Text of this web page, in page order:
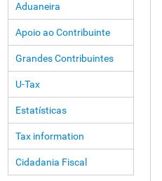
Aduaneira
Apoio ao Contribuinte
Grandes Contribuintes
U-Tax
Estatísticas
Tax information
Cidadania Fiscal